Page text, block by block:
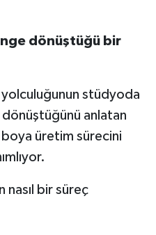
dönüştüğü bir
stüdyoda
anlatan
üretim sürecini
nasıl bir süreç